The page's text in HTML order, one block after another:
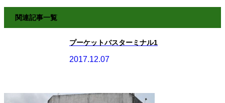
関連記事一覧
プーケットバスターミナル1
2017.12.07